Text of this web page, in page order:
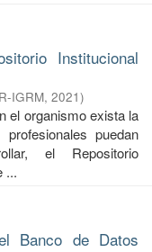
Institucional
IGRM, 2021)
el organismo exista la
puedan
el Repositorio
...
Banco de Datos